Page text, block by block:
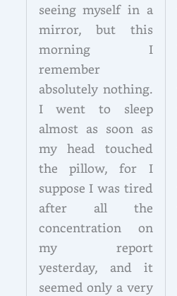
seeing myself in a
mirror, but this
morning I
remember
absolutely nothing.
I went to sleep
almost as soon as
my head touched
the pillow, for I
suppose I was tired
after all the
concentration on
my report
yesterday, and it
seemed only a very